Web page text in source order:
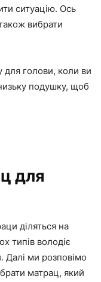
ситуацію. Ось
вибрати
голови, коли ви
подушку, щоб
для
діляться на
типів володіє
Далі ми розповімо
матрац, який